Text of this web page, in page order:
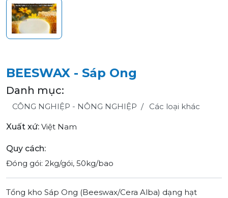
BEESWAX - Sáp Ong
Danh mục:
CÔNG NGHIỆP - NÔNG NGHIỆP Các loại khác
Xuất xứ: Việt Nam
Quy cách:
Đóng gói: 2kg/gói, 50kg/bao
Tổng kho Sáp Ong (Beeswax/Cera Alba) dạng hạt